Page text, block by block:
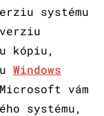
systému
kópiu,
Windows
vám
systému,